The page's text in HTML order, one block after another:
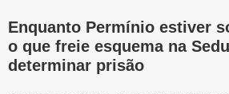
Enquanto Permínio estiver
o que freie esquema na
determinar prisão